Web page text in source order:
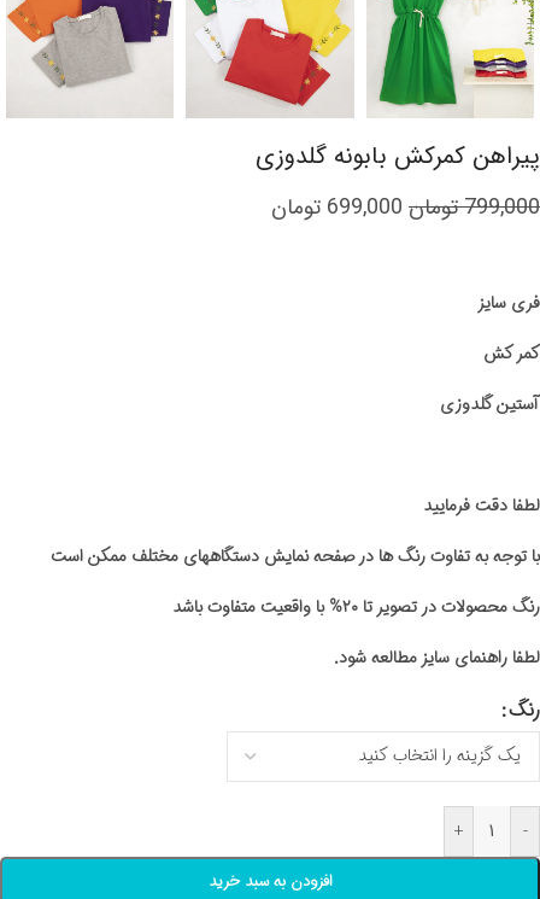
پیراهن کمرکش بابونه گلدوزی
799,000تومان 699,000 تومان
فری سایز
کمر کش
آستین گلدوزی
لطفا دقت فرمایید
با توجه به تفاوت رنگ ها در صفحه نمایش دستگاههای مختلف ممکن است
رنگ محصولات در تصویر تا ۲۰% با واقعیت متفاوت باشد
لطفا راهنمای سایز مطالعه شود.
رنگ
-
+
افزودن به سبد خرید